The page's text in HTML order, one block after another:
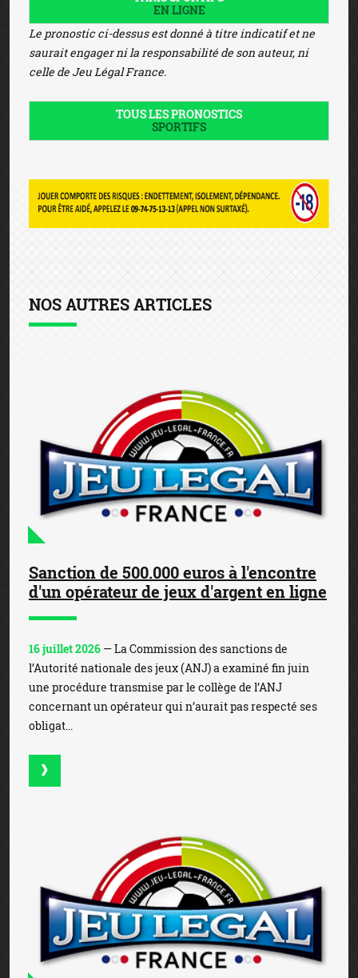
EN LIGNE
Le pronostic ci-dessus est donné à titre indicatif et ne
saurait engager ni la responsabilité de son auteur, ni
celle de Jeu Légal France.
TOUS LES PRONOSTICS
SPORTIFS
NOS AUTRES ARTICLES
Sanction de 500.000 euros à l'encontre
d'un opérateur de jeux d'argent en ligne
16 juillet 2026 — La Commission des sanctions de
l’Autorité nationale des jeux (ANJ) a examiné fin juin
une procédure transmise par le collège de l’ANJ
concernant un opérateur qui n’aurait pas respecté ses
obligat...